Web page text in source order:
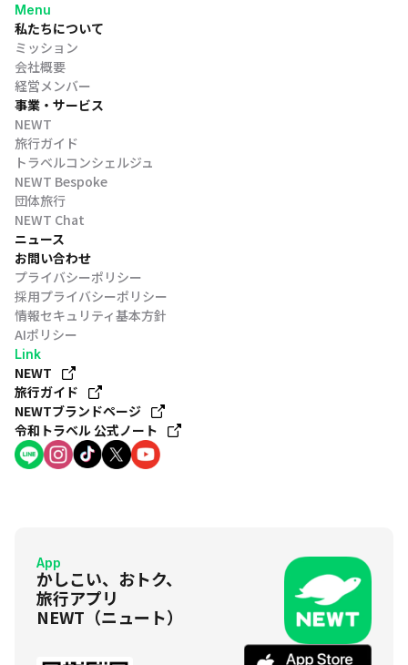
Menu
私たちについて
ミッション
会社概要
経営メンバー
事業・サービス
NEWT
旅行ガイド
トラベルコンシェルジュ
NEWT Bespoke
団体旅行
NEWT Chat
ニュース
お問い合わせ
プライバシーポリシー
採用プライバシーポリシー
情報セキュリティ基本方針
AIポリシー
Link
NEWT
旅行ガイド
NEWTブランドページ
令和トラベル 公式ノート
App
かしこい、おトク、
旅行アプリ
NEWT（ニュート）